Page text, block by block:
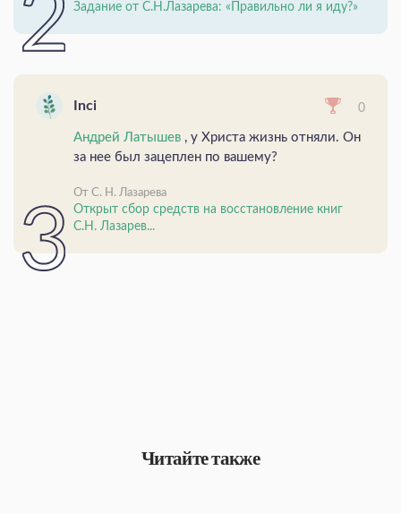
Задание от С.Н.Лазарева: «Правильно ли я иду?»
Inci 0
Андрей Латышев , у Христа жизнь отняли. Он
за нее был зацеплен по вашему?
От С. Н. Лазарева
Открыт сбор средств на восстановление книг
С.Н. Лазарев...
Читайте также